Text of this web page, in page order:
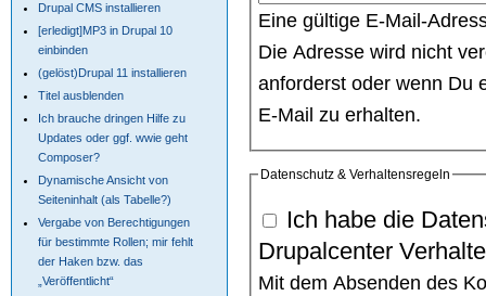
Eine gültige E-Mail-
Die Adresse wird nicht
anforderst oder wenn Du
E-Mail zu erhalten.
Datenschutz & Verhaltensregeln
Ich habe die
Drupalcenter
Mit dem Absenden des
Drupal CMS installieren
[erledigt]MP3 in Drupal 10
einbinden
(gelöst)Drupal 11 installieren
Titel ausblenden
Ich brauche dringen Hilfe zu
Updates oder ggf. wwie geht
Composer?
Dynamische Ansicht von
Seiteninhalt (als Tabelle?)
Vergabe von Berechtigungen
für bestimmte Rollen; mir fehlt
der Haken bzw. das
„Veröffentlicht“